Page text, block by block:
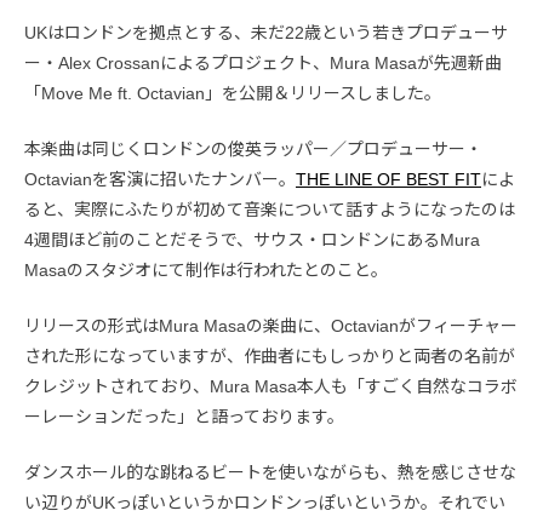
UKはロンドンを拠点とする、未だ22歳という若きプロデューサ
ー・Alex Crossanによるプロジェクト、Mura Masaが先週新曲
「Move Me ft. Octavian」を公開＆リリースしました。
本楽曲は同じくロンドンの俊英ラッパー／プロデューサー・
Octavianを客演に招いたナンバー。 THE LINE OF BEST FITによ
ると、実際にふたりが初めて音楽について話すようになったのは
4週間ほど前のことだそうで、サウス・ロンドンにあるMura
Masaのスタジオにて制作は行われたとのこと。
リリースの形式はMura Masaの楽曲に、Octavianがフィーチャー
された形になっていますが、作曲者にもしっかりと両者の名前が
クレジットされており、Mura Masa本人も「すごく自然なコラボ
ーレーションだった」と語っております。
ダンスホール的な跳ねるビートを使いながらも、熱を感じさせな
い辺りがUKっぽいというかロンドンっぽいというか。それでい